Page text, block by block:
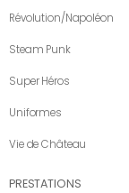
Révolution/Napoléon
Steam Punk
Super Héros
Uniformes
Vie de Château
PRESTATIONS